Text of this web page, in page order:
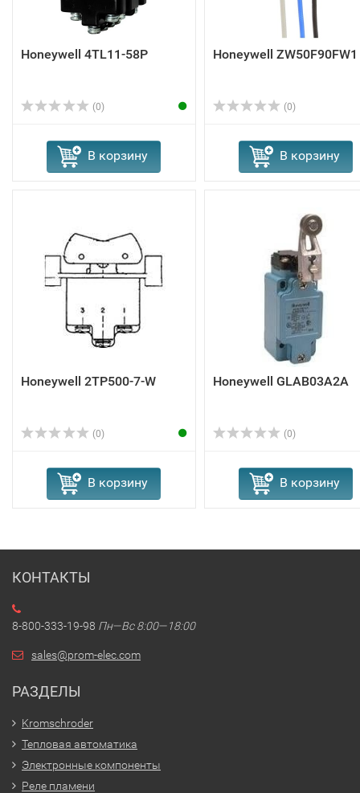
Honeywell 4TL11-58P
(0)
В корзину
Honeywell ZW50F90FW1
(0)
В корзину
Honeywell 2TP500-7-W
(0)
В корзину
Honeywell GLAB03A2A
(0)
В корзину
КОНТАКТЫ
8-800-333-19-98 Пн—Вс 8:00—18:00
sales@prom-elec.com
РАЗДЕЛЫ
Kromschroder
Тепловая автоматика
Электронные компоненты
Реле пламени